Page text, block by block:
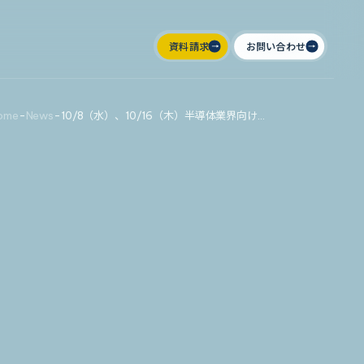
資料請求 お問い合わせ
-News- 10/8（水）、10/16（木）半導体業界向け無料オンラインセミナー